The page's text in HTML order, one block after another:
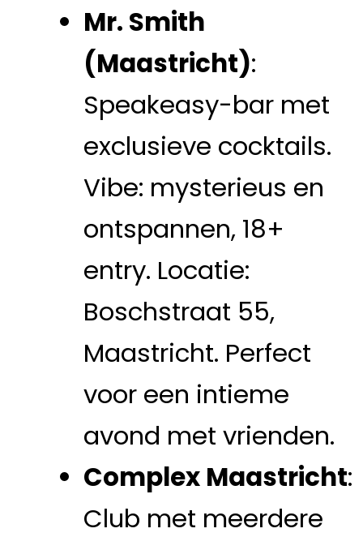
Mr. Smith
(Maastricht):
Speakeasy-bar met
exclusieve cocktails.
Vibe: mysterieus en
ontspannen, 18+
entry. Locatie:
Boschstraat 55,
Maastricht. Perfect
voor een intieme
avond met vrienden.
Complex Maastricht:
Club met meerdere